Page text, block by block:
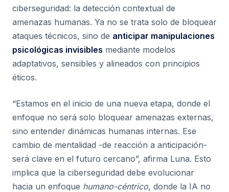
ciberseguridad: la detección contextual de
amenazas humanas. Ya no se trata solo de bloquear
ataques técnicos, sino de anticipar manipulaciones
psicológicas invisibles mediante modelos
adaptativos, sensibles y alineados con principios
éticos.
“Estamos en el inicio de una nueva etapa, donde el
enfoque no será solo bloquear amenazas externas,
sino entender dinámicas humanas internas. Ese
cambio de mentalidad -de reacción a anticipación-
será clave en el futuro cercano”, afirma Luna. Esto
implica que la ciberseguridad debe evolucionar
hacia un enfoque humano-céntrico, donde la IA no